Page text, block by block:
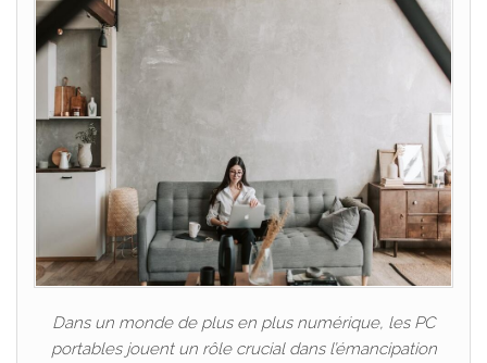
Dans un monde de plus en plus numérique, les PC
portables jouent un rôle crucial dans l’émancipation